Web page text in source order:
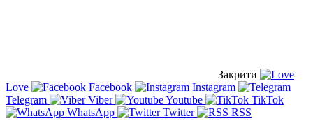
Закрити
Love
Facebook
Instagram
Telegram
Viber Youtube
TikTok
WhatsApp
Twitter RSS